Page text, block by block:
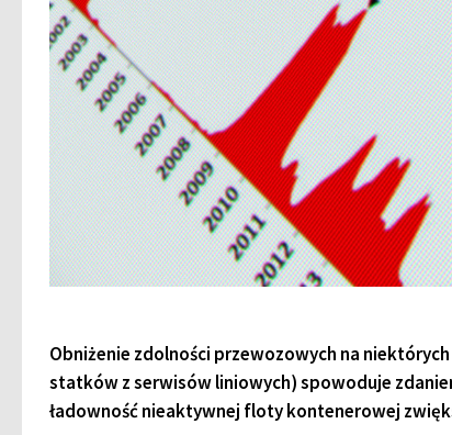
Obniżenie zdolności przewozowych na
statków z serwisów liniowych) spowoduje
ładowność nieaktywnej floty kontenerowej